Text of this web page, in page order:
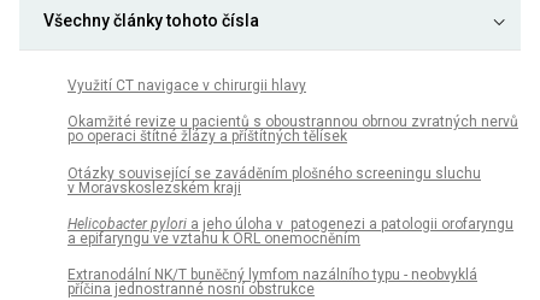
Všechny články tohoto čísla
Využití CT navigace v chirurgii hlavy
Okamžité revize u pacientů s oboustrannou obrnou zvratných nervů
po operaci štítné žlázy a příštítných tělísek
Otázky související se zaváděním plošného screeningu sluchu
v Moravskoslezském kraji
Helicobacter pylori a jeho úloha v patogenezi a patologii orofaryngu
a epifaryngu ve vztahu k ORL onemocněním
Extranodální NK/T buněčný lymfom nazálního typu - neobvyklá
příčina jednostranné nosní obstrukce